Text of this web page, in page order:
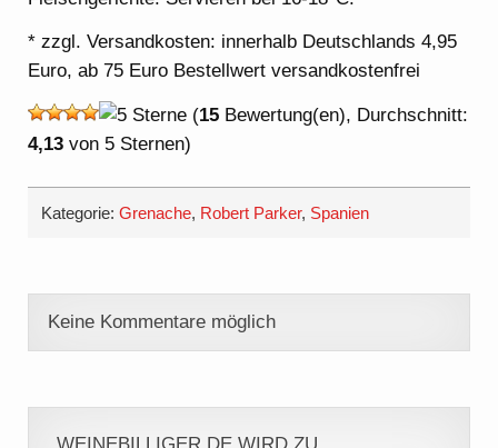
* zzgl. Versandkosten: innerhalb Deutschlands 4,95
Euro, ab 75 Euro Bestellwert versandkostenfrei
(15 Bewertung(en), Durchschnitt:
4,13 von 5 Sternen)
Kategorie:Grenache, Robert Parker, Spanien
Keine Kommentare möglich